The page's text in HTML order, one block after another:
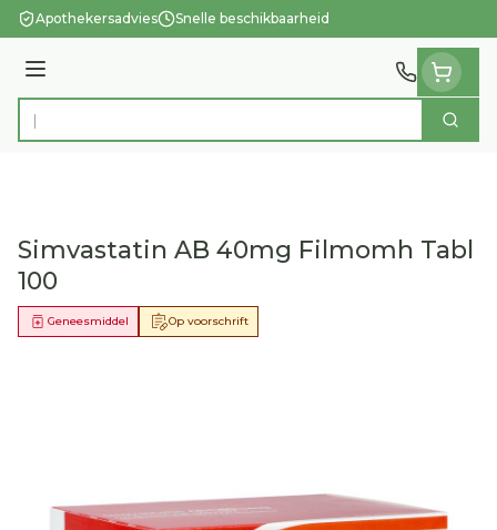
Ga naar de inhoud
Apothekersadvies Snelle beschikbaarheid
Menu
Product, merk, categorie... Zoek
Simvastatin AB 40mg Filmomh Tabl
100
Op voorschrift
Geneesmiddel